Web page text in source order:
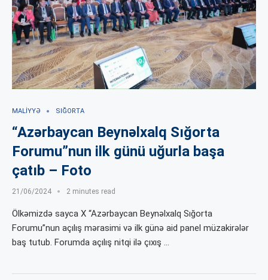
MALIYYƏ SIĞORTA
“Azərbaycan Beynəlxalq Sığorta
Forumu”nun ilk günü uğurla başa
çatıb – Foto
21/06/2024 2 minutes read
Ölkəmizdə sayca X “Azərbaycan Beynəlxalq Sığorta
Forumu”nun açılış mərasimi və ilk günə aid panel müzakirələr
baş tutub. Forumda açılış nitqi ilə çıxış …